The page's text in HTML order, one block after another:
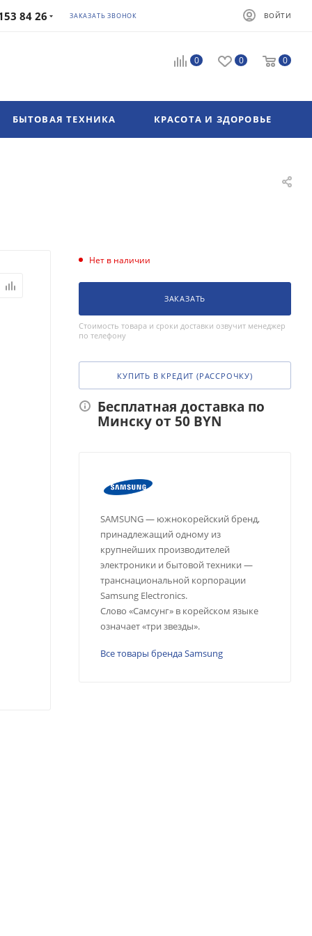
84 26 ЗАКАЗАТЬ ЗВОНОК ВОЙТИ
0 0 0
БЫТОВАЯ ТЕХНИКА КРАСОТА И ЗДОРОВЬЕ
Нет в наличии
ЗАКАЗАТЬ
Стоимость товара и сроки доставки озвучит менеджер
по телефону
КУПИТЬ В КРЕДИТ (РАССРОЧКУ)
Бесплатная доставка по
Минску от 50 BYN
SAMSUNG — южнокорейский бренд,
принадлежащий одному из
крупнейших производителей
электроники и бытовой техники —
транснациональной корпорации
Samsung Electronics.
Слово «Самсунг» в корейском языке
означает «три звезды».
Все товары бренда Samsung